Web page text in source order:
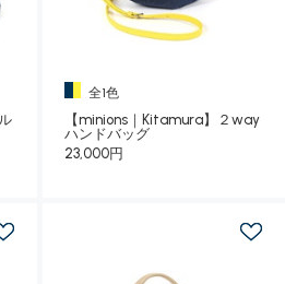
全1色
【minions｜Kitamura】２way
ハンドバッグ
23,000円